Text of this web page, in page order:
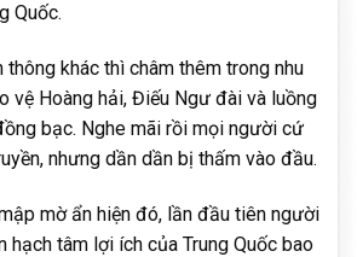
Quốc.
thông khác thì châm thêm trong nhu
vệ Hoàng hải, Điếu Ngư đài và luồng
bạc. Nghe mãi rồi mọi người cứ
nhưng dần dần bị thấm vào đầu.
mờ ẩn hiện đó, lần đầu tiên người
hạch tâm lợi ích của Trung Quốc bao